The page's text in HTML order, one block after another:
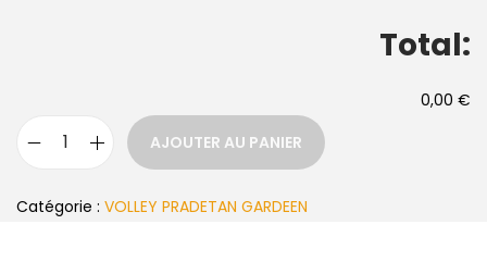
Total:
0,00 €
AJOUTER AU PANIER
Catégorie : VOLLEY PRADETAN GARDEEN